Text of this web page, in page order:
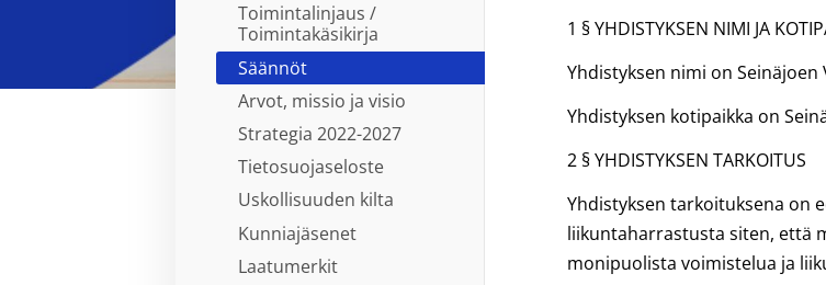
Toimintalinjaus /
Toimintakäsikirja
Säännöt
Arvot, missio ja visio
Strategia 2022-2027
Tietosuojaseloste
Uskollisuuden kilta
Kunniajäsenet
Laatumerkit
1 § YHDISTYKSEN NIMI JA
Yhdistyksen nimi on Seinäjoen
Yhdistyksen kotipaikka on
2 § YHDISTYKSEN TARKOITUS
Yhdistyksen tarkoituksena on
liikuntaharrastusta siten, että
monipuolista voimistelua ja